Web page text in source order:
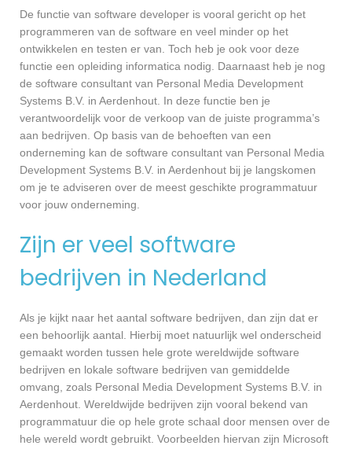
De functie van software developer is vooral gericht op het
programmeren van de software en veel minder op het
ontwikkelen en testen er van. Toch heb je ook voor deze
functie een opleiding informatica nodig. Daarnaast heb je nog
de software consultant van Personal Media Development
Systems B.V. in Aerdenhout. In deze functie ben je
verantwoordelijk voor de verkoop van de juiste programma’s
aan bedrijven. Op basis van de behoeften van een
onderneming kan de software consultant van Personal Media
Development Systems B.V. in Aerdenhout bij je langskomen
om je te adviseren over de meest geschikte programmatuur
voor jouw onderneming.
Zijn er veel software
bedrijven in Nederland
Als je kijkt naar het aantal software bedrijven, dan zijn dat er
een behoorlijk aantal. Hierbij moet natuurlijk wel onderscheid
gemaakt worden tussen hele grote wereldwijde software
bedrijven en lokale software bedrijven van gemiddelde
omvang, zoals Personal Media Development Systems B.V. in
Aerdenhout. Wereldwijde bedrijven zijn vooral bekend van
programmatuur die op hele grote schaal door mensen over de
hele wereld wordt gebruikt. Voorbeelden hiervan zijn Microsoft